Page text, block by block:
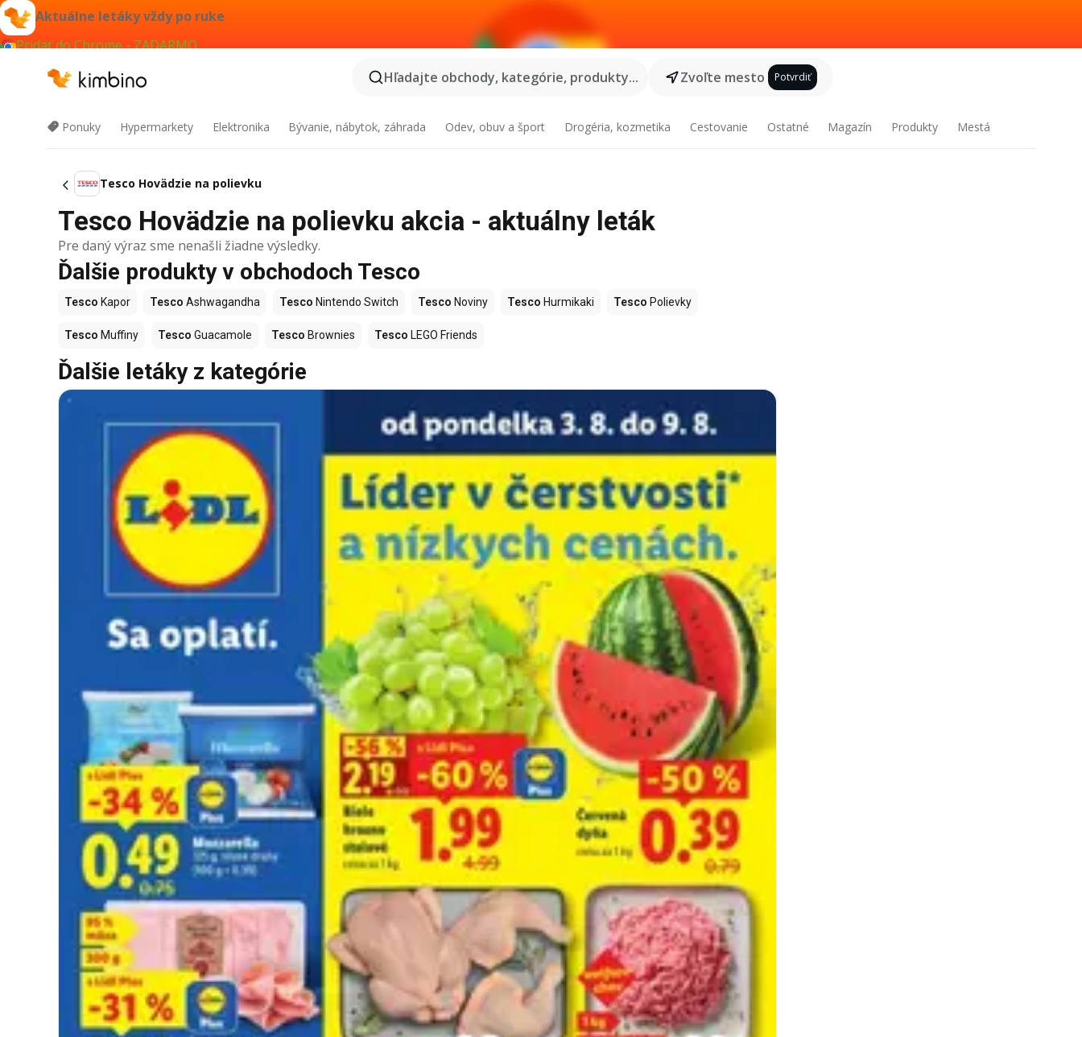
Aktuálne letáky vždy po ruke
Pridať do Chrome - ZADARMO
Hľadajte obchody, kategórie, produkty...
Zvoľte mesto Potvrdiť
Ponuky Hypermarkety Elektronika Bývanie, nábytok, záhrada Odev, obuv a šport Drogéria, kozmetika Cestovanie Ostatné Magazín Produkty Mestá
Tesco Hovädzie na polievku
Tesco Hovädzie na polievku akcia - aktuálny leták
Pre daný výraz sme nenašli žiadne výsledky.
Ďalšie produkty v obchodoch Tesco
Tesco Kapor Tesco Ashwagandha Tesco Nintendo Switch Tesco Noviny Tesco Hurmikaki Tesco Polievky
Tesco Muffiny Tesco Guacamole Tesco Brownies Tesco LEGO Friends
Ďalšie letáky z kategórie